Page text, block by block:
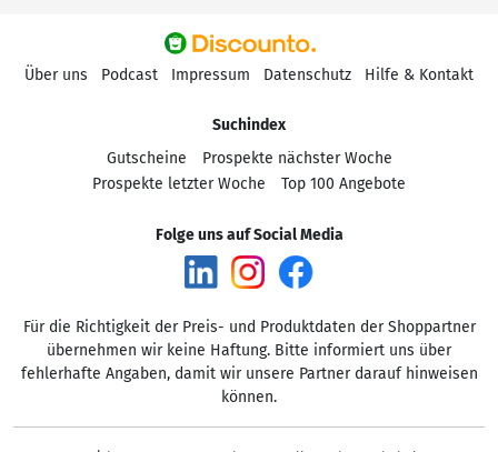
Über uns Podcast Impressum Datenschutz Hilfe & Kontakt
Suchindex
Gutscheine
Prospekte nächster Woche
Prospekte letzter Woche
Top 100 Angebote
Folge uns auf Social Media
Für die Richtigkeit der Preis- und Produktdaten der Shoppartner
übernehmen wir keine Haftung. Bitte informiert uns über
fehlerhafte Angaben, damit wir unsere Partner darauf hinweisen
können.